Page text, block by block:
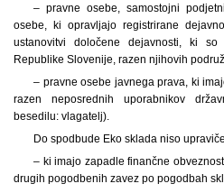
– pravne osebe, samostojni
osebe, ki opravljajo registrirane
ustanovitvi določene dejavnosti, ki
Republike Slovenije, razen njihovih
– pravne osebe javnega prava, ki
razen neposrednih uporabnikov
besedilu: vlagatelj).
Do spodbude Eko sklada niso
– ki imajo zapadle finančne
drugih pogodbenih zavez po pogodbah